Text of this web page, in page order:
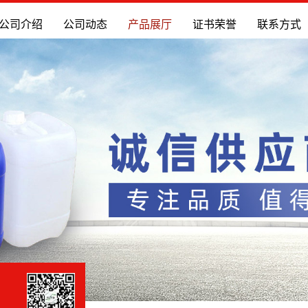
司介绍 公司动态 产品展厅 证书荣誉 联系方式